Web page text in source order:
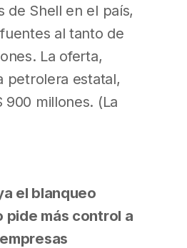
de Shell en el país,
al tanto de
La oferta,
petrolera estatal,
900 millones. (La
el blanqueo
pide más control a